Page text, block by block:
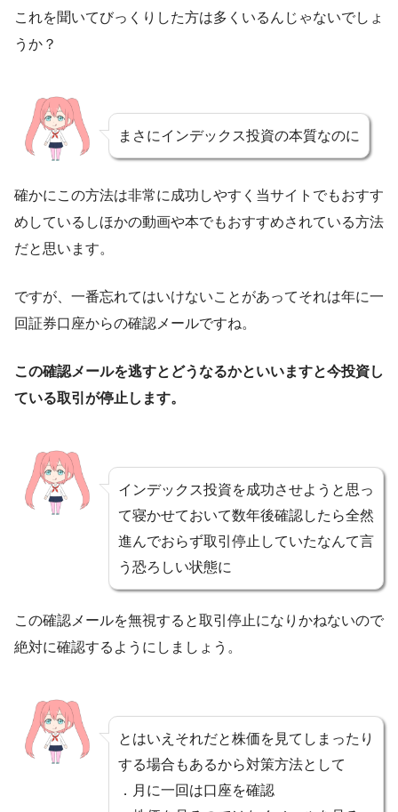
これを聞いてびっくりした方は多くいるんじゃないでしょ
うか？
まさにインデックス投資の本質なのに
確かにこの方法は非常に成功しやすく当サイトでもおすす
めしているしほかの動画や本でもおすすめされている方法
だと思います。
ですが、一番忘れてはいけないことがあってそれは年に一
回証券口座からの確認メールですね。
この確認メールを逃すとどうなるかといいますと今投資し
ている取引が停止します。
インデックス投資を成功させようと思っ
て寝かせておいて数年後確認したら全然
進んでおらず取引停止していたなんて言
う恐ろしい状態に
この確認メールを無視すると取引停止になりかねないので
絶対に確認するようにしましょう。
とはいえそれだと株価を見てしまったり
する場合もあるから対策方法として
．月に一回は口座を確認